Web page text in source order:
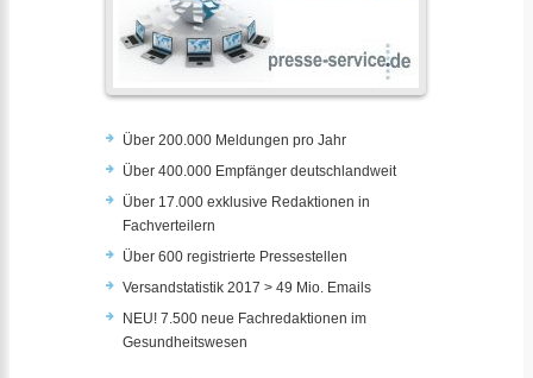
Über 200.000 Meldungen pro Jahr
Über 400.000 Empfänger deutschlandweit
Über 17.000 exklusive Redaktionen in
Fachverteilern
Über 600 registrierte Pressestellen
Versandstatistik 2017 > 49 Mio. Emails
NEU! 7.500 neue Fachredaktionen im
Gesundheitswesen